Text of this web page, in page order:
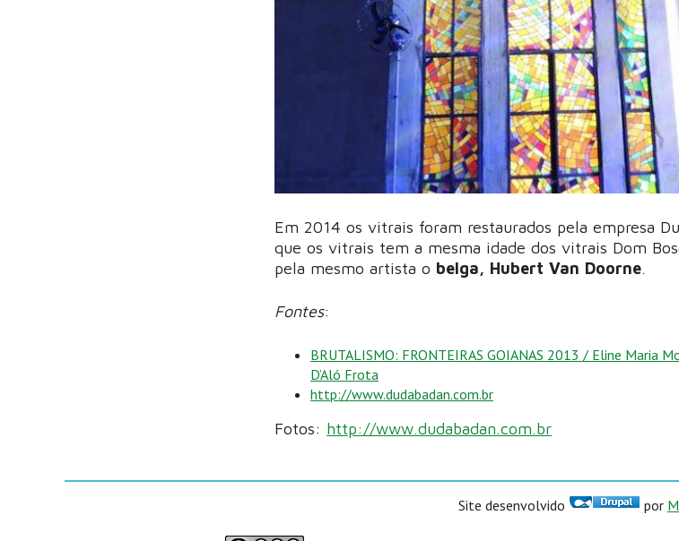
Em 2014 os vitrais foram restaurados pela empresa
que os vitrais tem a mesma idade dos vitrais Dom
pela mesmo artista o belga, Hubert Van Doorne.
Fontes:
BRUTALISMO: FRONTEIRAS GOIANAS 2013 / Eline Maria
D’Aló Frota
http://www.dudabadan.com.br
Fotos: http://www.dudabadan.com.br
Site desenvolvido por